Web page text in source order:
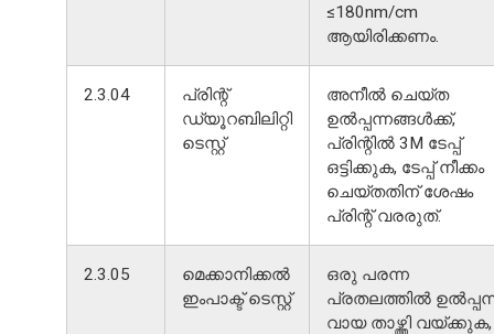
≤180nm/cm
ആയിരിക്കണം.
2.3.04
പ്രിന്റ്
ഡ്യൂറബിലിറ്റി
ടെസ്റ്റ്
അനീൽ ചെയ്ത
ഉൽപ്പന്നങ്ങൾക്ക്,
പ്രിന്റിൽ 3M ടേപ്പ്
ഒട്ടിക്കുക, ടേപ്പ് നീക്കം
ചെയ്തതിന് ശേഷം
പ്രിന്റ് വരരുത്.
2.3.05
മെക്കാനിക്കൽ
ഇംപാക്ട് ടെസ്റ്റ്
ഒരു പരന്ന
പ്രതലത്തിൽ
വായ താഴ്ത്തി വയ്ക്കുക,